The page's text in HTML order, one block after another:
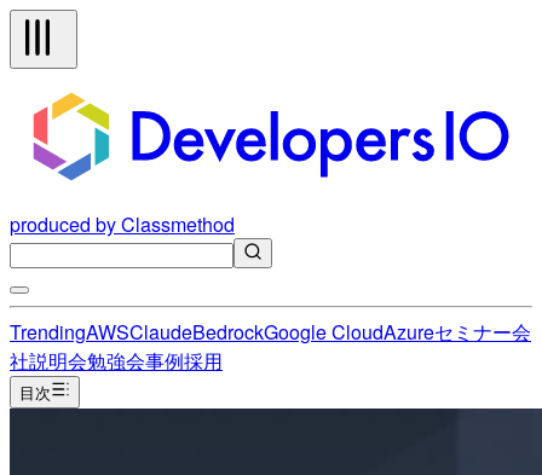
produced by Classmethod
TrendingAWSClaudeBedrockGoogle CloudAzureセミナー会
社説明会勉強会事例採用
目次